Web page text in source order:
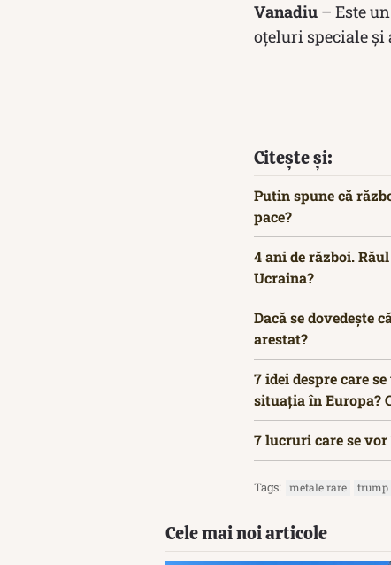
Vanadiu – Este
oțeluri speciale și
Citește și:
Putin spune că
pace?
4 ani de război.
Ucraina?
Dacă se dovedește
arestat?
7 idei despre care
situația în Europa?
7 lucruri care se
Tags: metale rare trump
Cele mai noi articole